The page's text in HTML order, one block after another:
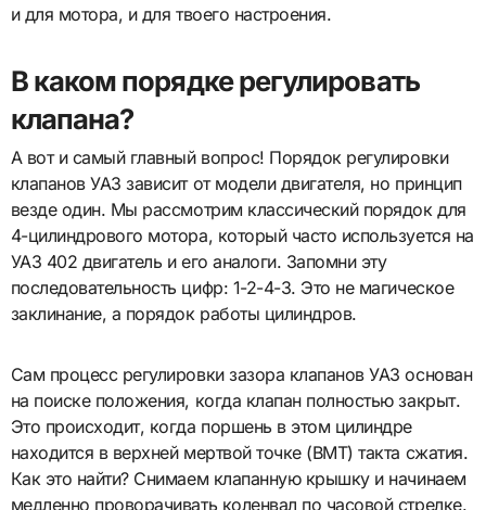
и для мотора, и для твоего настроения.
В каком порядке регулировать
клапана?
А вот и самый главный вопрос! Порядок регулировки
клапанов УАЗ зависит от модели двигателя, но принцип
везде один. Мы рассмотрим классический порядок для
4-цилиндрового мотора, который часто используется на
УАЗ 402 двигатель и его аналоги. Запомни эту
последовательность цифр: 1-2-4-3. Это не магическое
заклинание, а порядок работы цилиндров.
Сам процесс регулировки зазора клапанов УАЗ основан
на поиске положения, когда клапан полностью закрыт.
Это происходит, когда поршень в этом цилиндре
находится в верхней мертвой точке (ВМТ) такта сжатия.
Как это найти? Снимаем клапанную крышку и начинаем
медленно проворачивать коленвал по часовой стрелке.